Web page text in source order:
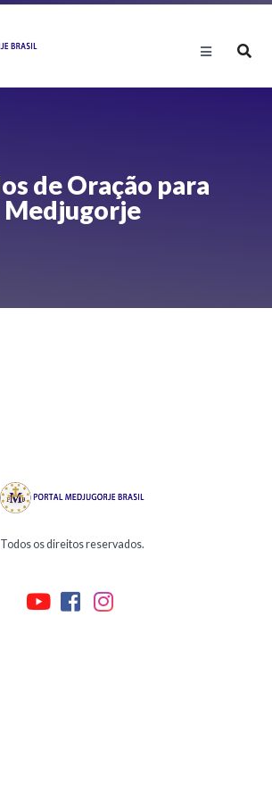
de Oração para
Medjugorje
Todos os direitos reservados.